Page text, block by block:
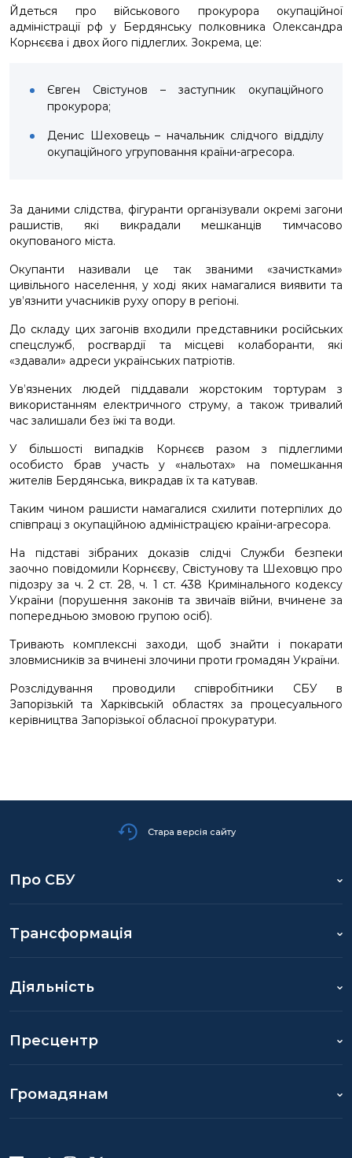
Йдеться про військового прокурора окупаційної
адміністрації рф у Бердянську полковника Олександра
Корнєєва і двох його підлеглих. Зокрема, це:
Євген Свістунов – заступник окупаційного
прокурора;
Денис Шеховець – начальник слідчого відділу
окупаційного угруповання країни-агресора.
За даними слідства, фігуранти організували окремі загони
рашистів, які викрадали мешканців тимчасово
окупованого міста.
Окупанти називали це так званими «зачистками»
цивільного населення, у ході яких намагалися виявити та
ув’язнити учасників руху опору в регіоні.
До складу цих загонів входили представники російських
спецслужб, росгвардії та місцеві колаборанти, які
«здавали» адреси українських патріотів.
Ув’язнених людей піддавали жорстоким тортурам з
використанням електричного струму, а також тривалий
час залишали без їжі та води.
У більшості випадків Корнєєв разом з підлеглими
особисто брав участь у «нальотах» на помешкання
жителів Бердянська, викрадав їх та катував.
Таким чином рашисти намагалися схилити потерпілих до
співпраці з окупаційною адміністрацією країни-агресора.
На підставі зібраних доказів слідчі Служби безпеки
заочно повідомили Корнєєву, Свістунову та Шеховцю про
підозру за ч. 2 ст. 28, ч. 1 ст. 438 Кримінального кодексу
України (порушення законів та звичаїв війни, вчинене за
попередньою змовою групою осіб).
Тривають комплексні заходи, щоб знайти і покарати
зловмисників за вчинені злочини проти громадян України.
Розслідування проводили співробітники СБУ в
Запорізькій та Харківській областях за процесуального
керівництва Запорізької обласної прокуратури.
Стара версія сайту
Про СБУ
Трансформація
Діяльність
Пресцентр
Громадянам